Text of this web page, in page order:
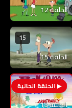
الحلقة 12
15
الحلقة 15
18
الحلقة 18